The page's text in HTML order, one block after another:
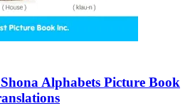
Alphabets Picture Book